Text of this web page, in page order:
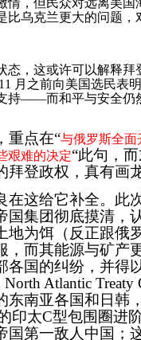
乌克兰更大的问题，
态，这或许可以解释拜
11 月之前向美国选民表
持——而和平与安全仍
重点在“与俄罗斯全面
艰难的决定“此句，
登政权，真有画
在这给它补全。此
国集团彻底摸清，
地为饵（反正跟俄
，而其能源与矿产
各国的纠纷，并得
North Atlantic Treaty
东南亚各国和日韩
印太C型包围圈进
国第一敌人中国；